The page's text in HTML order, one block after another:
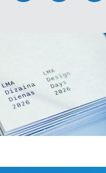
skatīt
bezmaksas
konferencē ir